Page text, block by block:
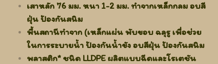
เสาหลัก 76 มม. หนา 1-2 มม. ทำจากเหล็กกลม อบสี
ฝุ่น ป้องกันสนิม
พื้นสถานีทำจาก (เหล็กแผ่น พับขอบ ฉลุรู เพื่อช่วย
ในการระบายน้ำ ป้องกันน้ำขัง อบสีฝุ่น ป้องกันสนิม
พลาสติก* ชนิด LLDPE ผลิตแบบฉีดและโรเตชัน